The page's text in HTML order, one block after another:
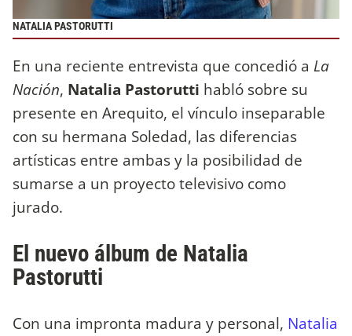
NATALIA PASTORUTTI
En una reciente entrevista que concedió a La
Nación, Natalia Pastorutti habló sobre su
presente en Arequito, el vínculo inseparable
con su hermana Soledad, las diferencias
artísticas entre ambas y la posibilidad de
sumarse a un proyecto televisivo como
jurado.
El nuevo álbum de Natalia
Pastorutti
Con una impronta madura y personal, Natalia